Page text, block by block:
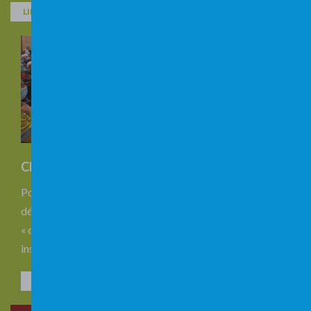
LIRE
Choisissons nos mots
Pour toucher le cœur de nombreux publics, Anne-France
déploie aussi l’Hédo-Performance en format
« conférence », en présentiel ou non. Quelques titres
inspirants : à la rencontre …